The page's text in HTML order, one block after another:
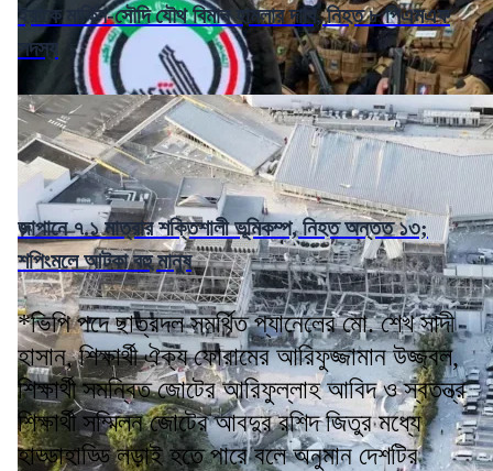
ইরাকে মার্কিন-সৌদি যৌথ বিমান হামলার দাবি, নিহত ৮ পিএমএফ
সদস্য
জাপানে ৭.১ মাত্রার শক্তিশালী ভূমিকম্প, নিহত অন্তত ১৩;
শপিংমলে আটকা বহু মানুষ
*ভিপি পদে ছাত্রদল সমর্থিত প্যানেলের মো. শেখ সাদী
হাসান, শিক্ষার্থী ঐক্য ফোরামের আরিফুজ্জামান উজ্জ্বল,
শিক্ষার্থী সমন্বিত জোটের আরিফুল্লাহ আবিদ ও স্বতন্ত্র
শিক্ষার্থী সম্মিলন জোটের আবদুর রশিদ জিতুর মধ্যে
হাড্ডাহাড্ডি লড়াই হতে পারে বলে অনুমান দেশটির